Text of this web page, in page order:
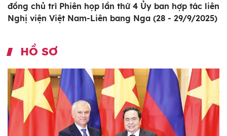
đồng chủ trì Phiên họp lần thứ 4 Ủy ban hợp tác liên
Nghị viện Việt Nam-Liên bang Nga (28 - 29/9/2025)
HỒ SƠ